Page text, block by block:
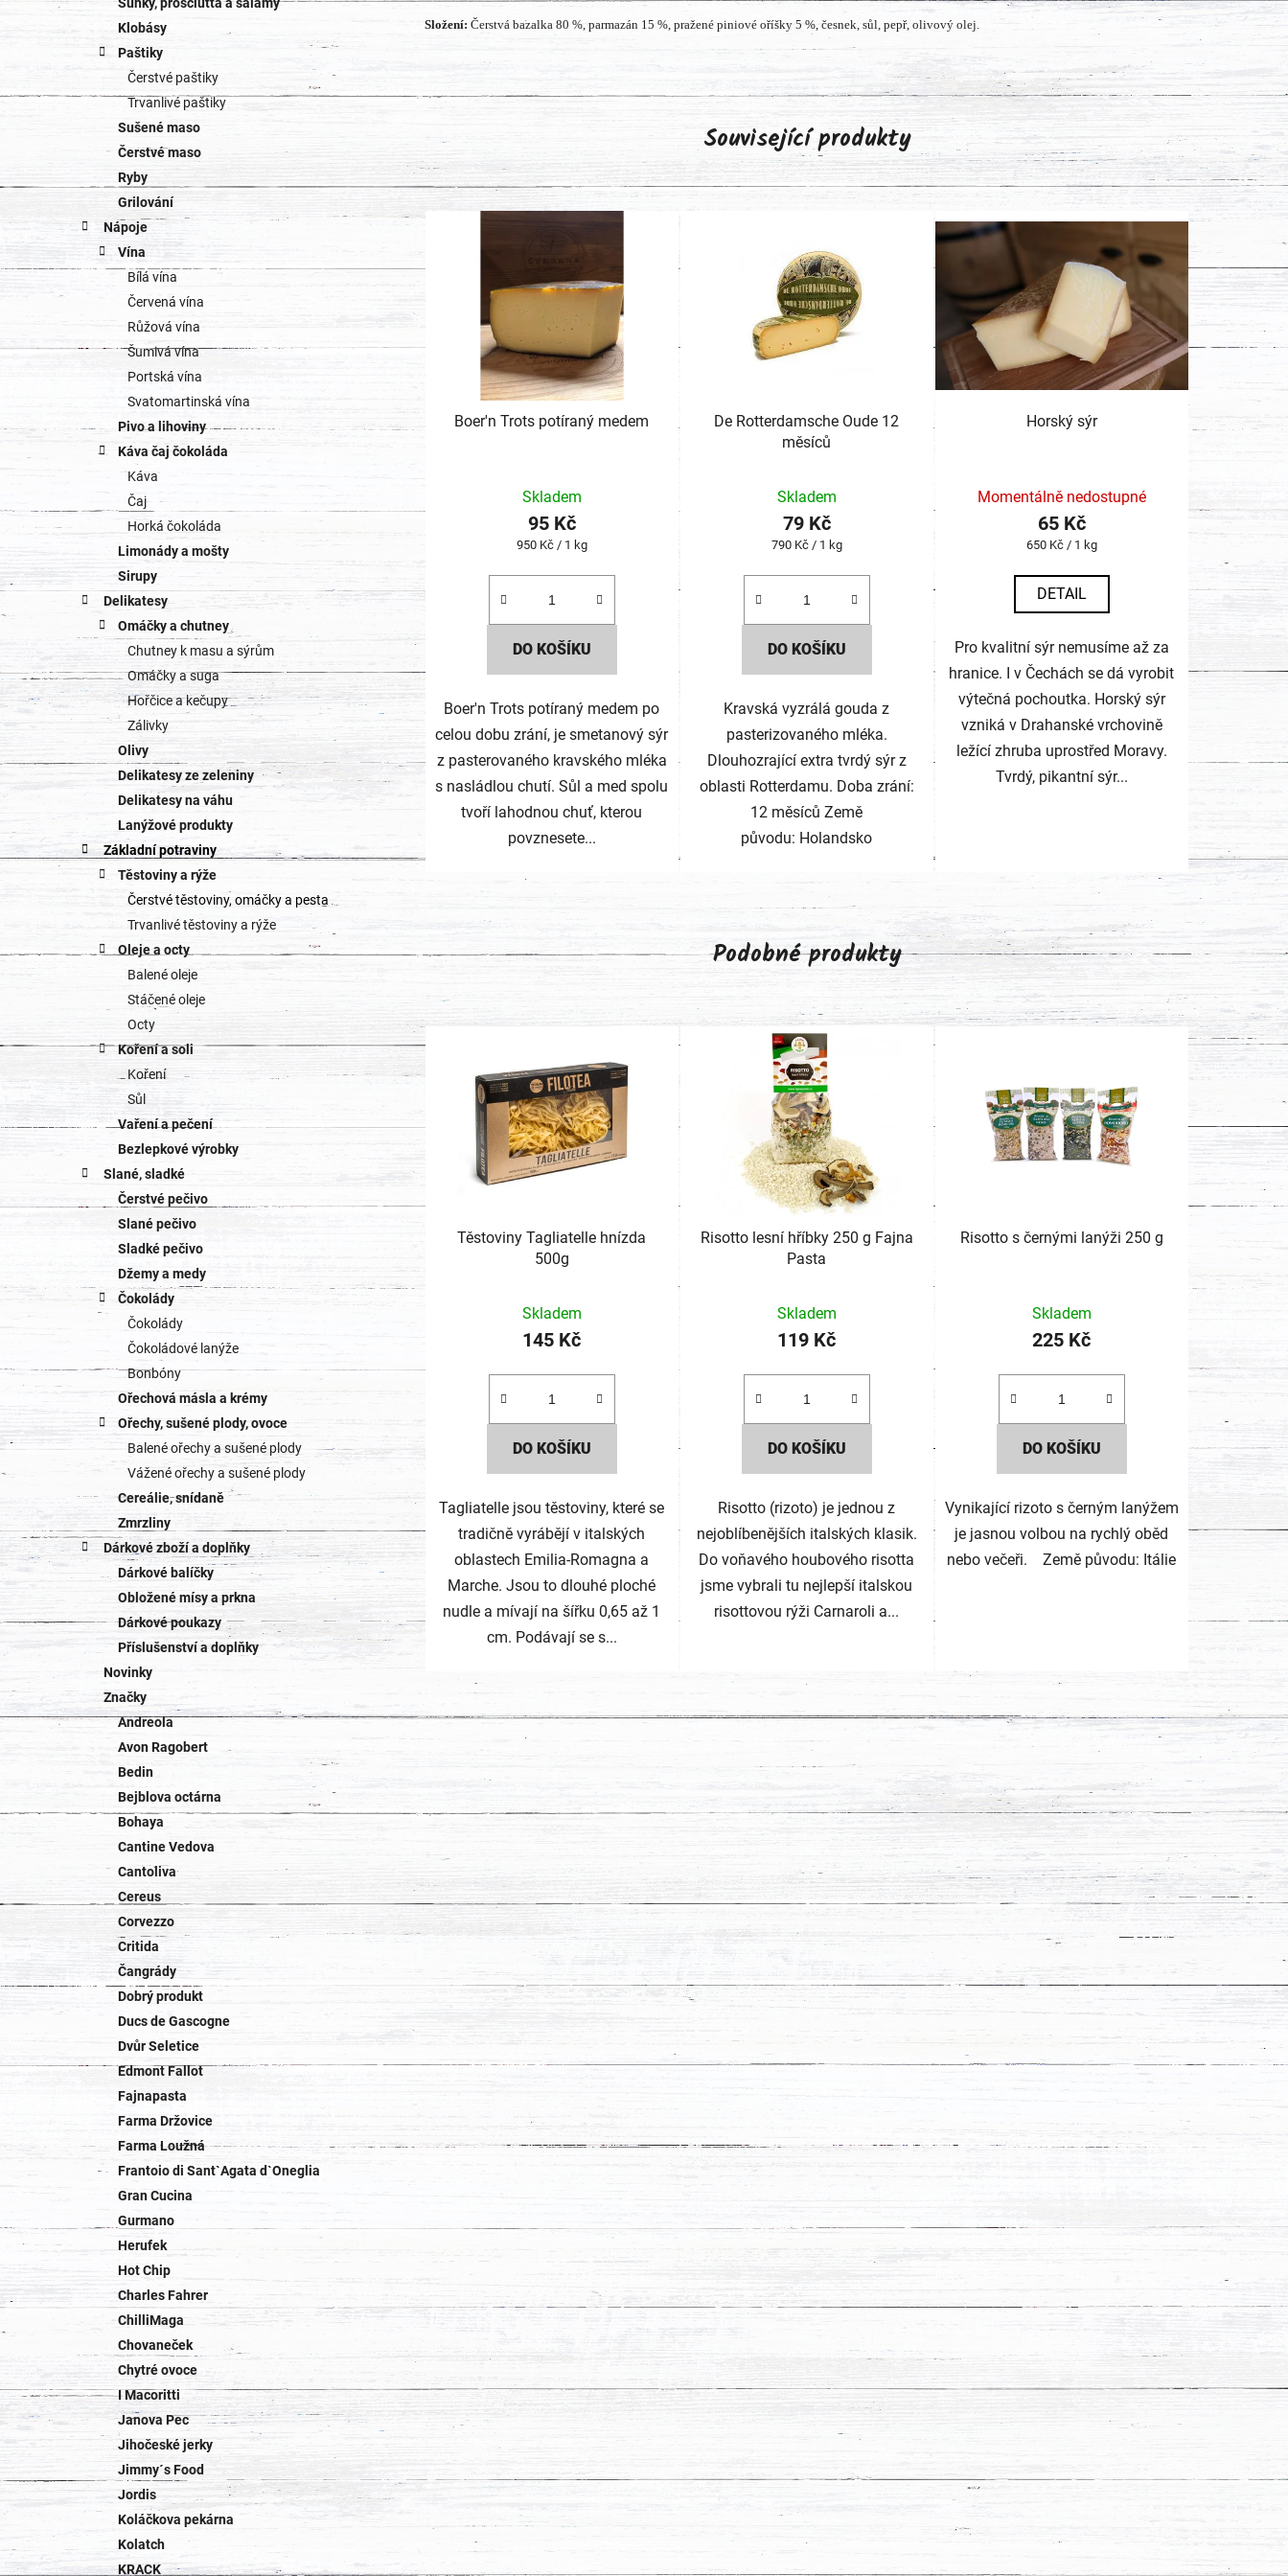
Klobásy
Paštiky
Čerstvé paštiky
Trvanlivé paštiky
Sušené maso
Čerstvé maso
Ryby
Grilování
Nápoje
Vína
Bílá vína
Červená vína
Růžová vína
Šumivá vína
Portská vína
Svatomartinská vína
Pivo a lihoviny
Káva čaj čokoláda
Káva
Čaj
Horká čokoláda
Limonády a mošty
Sirupy
Delikatesy
Omáčky a chutney
Chutney k masu a sýrům
Omáčky a suga
Hořčice a kečupy
Zálivky
Olivy
Delikatesy ze zeleniny
Delikatesy na váhu
Lanýžové produkty
Základní potraviny
Těstoviny a rýže
Čerstvé těstoviny, omáčky a pesta
Trvanlivé těstoviny a rýže
Oleje a octy
Balené oleje
Stáčené oleje
Octy
Koření a soli
Koření
Sůl
Vaření a pečení
Bezlepkové výrobky
Slané, sladké
Čerstvé pečivo
Slané pečivo
Sladké pečivo
Džemy a medy
Čokolády
Čokolády
Čokoládové lanýže
Bonbóny
Ořechová másla a krémy
Ořechy, sušené plody, ovoce
Balené ořechy a sušené plody
Vážené ořechy a sušené plody
Cereálie, snídaně
Zmrzliny
Dárkové zboží a doplňky
Dárkové balíčky
Obložené mísy a prkna
Dárkové poukazy
Příslušenství a doplňky
Novinky
Značky
Andreola
Avon Ragobert
Bedin
Bejblova octárna
Bohaya
Cantine Vedova
Cantoliva
Cereus
Corvezzo
Critida
Čangrády
Dobrý produkt
Ducs de Gascogne
Dvůr Seletice
Edmont Fallot
Fajnapasta
Farma Držovice
Farma Loužná
Frantoio di Sant`Agata d`Oneglia
Gran Cucina
Gurmano
Herufek
Hot Chip
Charles Fahrer
ChilliMaga
Chovaneček
Chytré ovoce
I Macoritti
Janova Pec
Jihočeské jerky
Jimmy´s Food
Jordis
Koláčkova pekárna
Kolatch
KRACK
Složení: Čerstvá bazalka 80 %, parmazán 15 %, pražené piniové oříšky 5 %, česnek, sůl, pepř, olivový olej.
Související produkty
Boer'n Trots potíraný medem
Skladem
95 Kč
Měrná
950 Kč / 1 kg
DO KOŠÍKU
Boer'n Trots potíraný medem po
celou dobu zrání, je smetanový sýr
z pasterovaného kravského mléka
s nasládlou chutí. Sůl a med spolu
tvoří lahodnou chuť, kterou
povznesete...
De Rotterdamsche Oude 12
měsíců
Skladem
79 Kč
Měrná
790 Kč / 1 kg
DO KOŠÍKU
Kravská vyzrálá gouda z
pasterizovaného mléka.
Dlouhozrající extra tvrdý sýr z
oblasti Rotterdamu. Doba zrání:
12 měsíců Země
původu: Holandsko
Horský sýr
Momentálně nedostupné
65 Kč
Měrná
650 Kč / 1 kg
DETAIL
Pro kvalitní sýr nemusíme až za
hranice. I v Čechách se dá vyrobit
výtečná pochoutka. Horský sýr
vzniká v Drahanské vrchovině
ležící zhruba uprostřed Moravy.
Tvrdý, pikantní sýr...
Podobné produkty
Těstoviny Tagliatelle hnízda
500g
Skladem
145 Kč
DO KOŠÍKU
Tagliatelle jsou těstoviny, které se
tradičně vyrábějí v italských
oblastech Emilia-Romagna a
Marche. Jsou to dlouhé ploché
nudle a mívají na šířku 0,65 až 1
cm. Podávají se s...
Risotto lesní hříbky 250 g Fajna
Pasta
Skladem
119 Kč
DO KOŠÍKU
Risotto (rizoto) je jednou z
nejoblíbenějších italských klasik.
Do voňavého houbového risotta
jsme vybrali tu nejlepší italskou
risottovou rýži Carnaroli a...
Risotto s černými lanýži 250 g
Skladem
225 Kč
DO KOŠÍKU
Vynikající rizoto s černým lanýžem
je jasnou volbou na rychlý oběd
nebo večeři. Země původu: Itálie